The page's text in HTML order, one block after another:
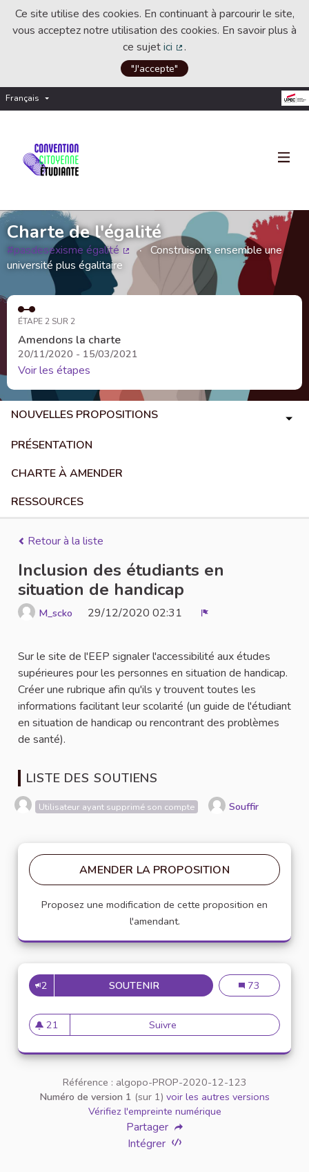
Ce site utilise des cookies. En continuant à parcourir le site,
vous acceptez notre utilisation des cookies. En savoir plus à
ce sujetici
(Lien externe)
.
"J'accepte"
Français Choisir la langue
Charte de l'égalité
#pasdesexisme égalité
(Lien externe)
Construisons ensemble une
université plus égalitaire
ÉTAPE 2 SUR 2
Amendons la charte
20/11/2020 - 15/03/2021
Voir les étapes
NOUVELLES PROPOSITIONS
PRÉSENTATION
CHARTE À AMENDER
RESSOURCES
Retour à la liste
Inclusion des étudiants en
situation de handicap
M_scko 29/12/2020 02:31
Sur le site de l'EEP signaler l'accessibilité aux études
supérieures pour les personnes en situation de handicap.
Créer une rubrique afin qu'ils y trouvent toutes les
informations facilitant leur scolarité (un guide de l'étudiant
en situation de handicap ou rencontrant des problèmes
de santé).
LISTE DES SOUTIENS
Utilisateur ayant supprimé son compte Souffir
AMENDER LA PROPOSITION
Proposez une modification de cette proposition en
l'amendant.
2 SOUTENIRINCLUSION DES ÉTUDIANTS
Inclusion des
73
21
21 abonnés
Suivre Inclusion des étudiants en
Référence : algopo-PROP-2020-12-123
Numéro de version 1 (sur 1) voir les autres versions
Vérifiez l'empreinte numérique
Partager
Intégrer